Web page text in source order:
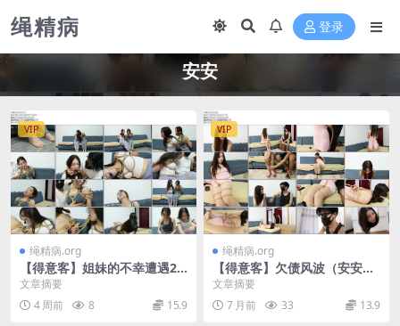
绳精病 登录
安安
VIP
绳精病.org
【得意客】姐妹的不幸遭遇2
下 新模安安，一含主演
文章摘要
4 周前
8 15.9
VIP
绳精病.org
【得意客】欠债风波（安安密
室喂食）
文章摘要
7 月前
33 13.9